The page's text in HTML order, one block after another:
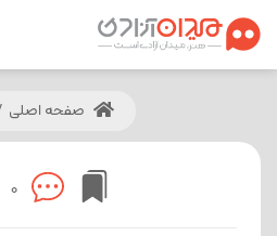
صفحه اصلی
0